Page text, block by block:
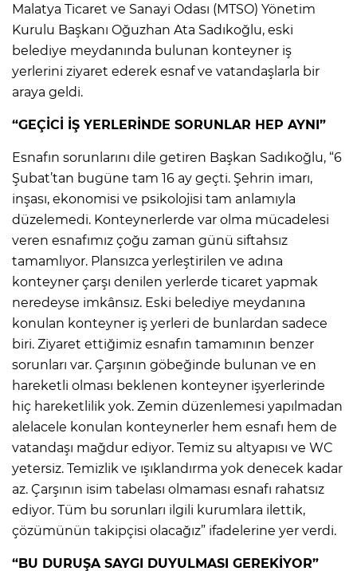
Malatya Ticaret ve Sanayi Odası (MTSO) Yönetim
Kurulu Başkanı Oğuzhan Ata Sadıkoğlu, eski
belediye meydanında bulunan konteyner iş
yerlerini ziyaret ederek esnaf ve vatandaşlarla bir
araya geldi.
“GEÇİCİ İŞ YERLERİNDE SORUNLAR HEP AYNI”
Esnafın sorunlarını dile getiren Başkan Sadıkoğlu, “6
Şubat’tan bugüne tam 16 ay geçti. Şehrin imarı,
inşası, ekonomisi ve psikolojisi tam anlamıyla
düzelemedi. Konteynerlerde var olma mücadelesi
veren esnafımız çoğu zaman günü siftahsız
tamamlıyor. Plansızca yerleştirilen ve adına
konteyner çarşı denilen yerlerde ticaret yapmak
neredeyse imkânsız. Eski belediye meydanına
konulan konteyner iş yerleri de bunlardan sadece
biri. Ziyaret ettiğimiz esnafın tamamının benzer
sorunları var. Çarşının göbeğinde bulunan ve en
hareketli olması beklenen konteyner işyerlerinde
hiç hareketlilik yok. Zemin düzenlemesi yapılmadan
alelacele konulan konteynerler hem esnafı hem de
vatandaşı mağdur ediyor. Temiz su altyapısı ve WC
yetersiz. Temizlik ve ışıklandırma yok denecek kadar
az. Çarşının isim tabelası olmaması esnafı rahatsız
ediyor. Tüm bu sorunları ilgili kurumlara ilettik,
çözümünün takipçisi olacağız” ifadelerine yer verdi.
“BU DURUŞA SAYGI DUYULMASI GEREKİYOR”